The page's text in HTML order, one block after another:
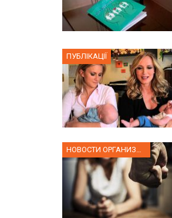
ПУБЛІКАЦІЇ
НОВОСТИ ОРГАНИЗАЦИИ